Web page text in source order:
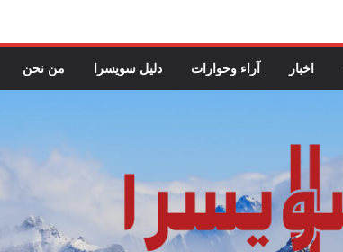
اخبار آراء وحوارات دليل سويسرا من نحن